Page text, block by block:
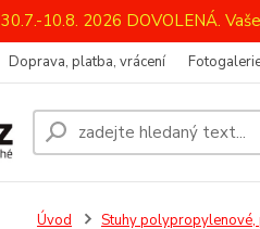
30.7.-10.8. 2026 DOVOLENÁ.
Doprava, platba, vrácení
Úvod Stuhy polypropylenové,